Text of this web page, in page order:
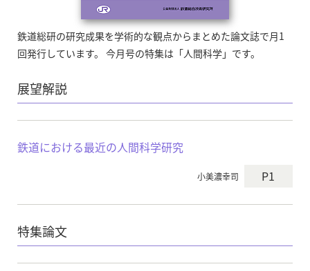
鉄道総研の研究成果を学術的な観点からまとめた論文誌で月1
回発行しています。 今月号の特集は「人間科学」です。
展望解説
鉄道における最近の人間科学研究
小美濃幸司 P1
特集論文